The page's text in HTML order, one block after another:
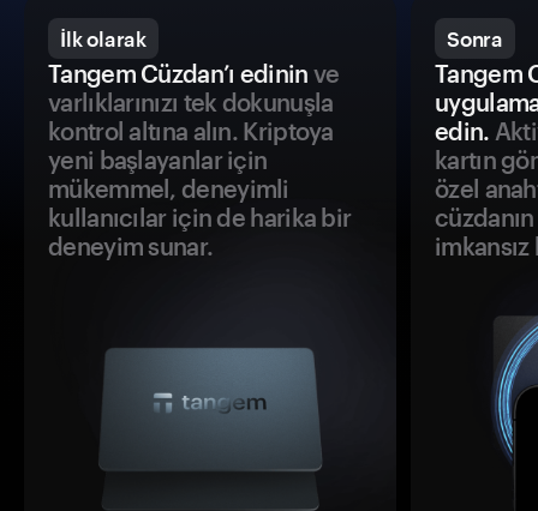
İlk olarak
Tangem Cüzdan’ı edinin ve
varlıklarınızı tek dokunuşla
kontrol altına alın. Kriptoya
yeni başlayanlar için
mükemmel, deneyimli
kullanıcılar için de harika bir
deneyim sunar.
Sonra
Tangem
edin.
kartın
özel